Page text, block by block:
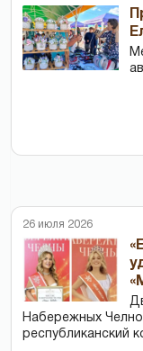
26 июля 2026
Набережных
республиканский